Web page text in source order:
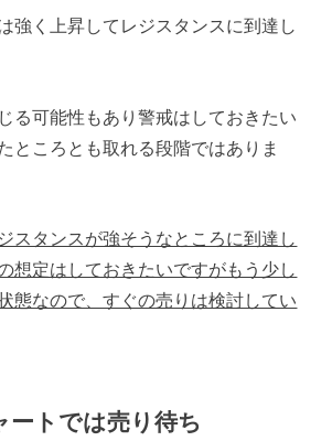
強く上昇してレジスタンスに到達し
る可能性もあり警戒はしておきたい
ところとも取れる段階ではありま
スタンスが強そうなところに到達し
想定はしておきたいですがもう少し
態なので、すぐの売りは検討してい
ートでは売り待ち